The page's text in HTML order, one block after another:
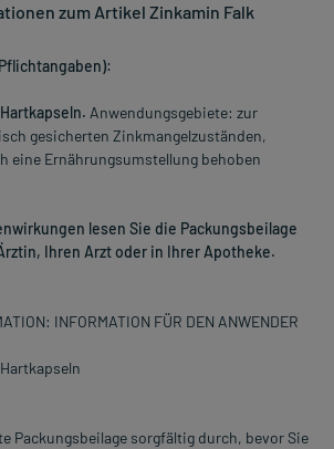
zum Artikel Zinkamin Falk
Anwendungsgebiete: zur
gesicherten Zinkmangelzuständen,
eine Ernährungsumstellung behoben
lesen Sie die Packungsbeilage
Ihren Arzt oder in Ihrer Apotheke.
INFORMATION FÜR DEN ANWENDER
Packungsbeilage sorgfältig durch, bevor Sie